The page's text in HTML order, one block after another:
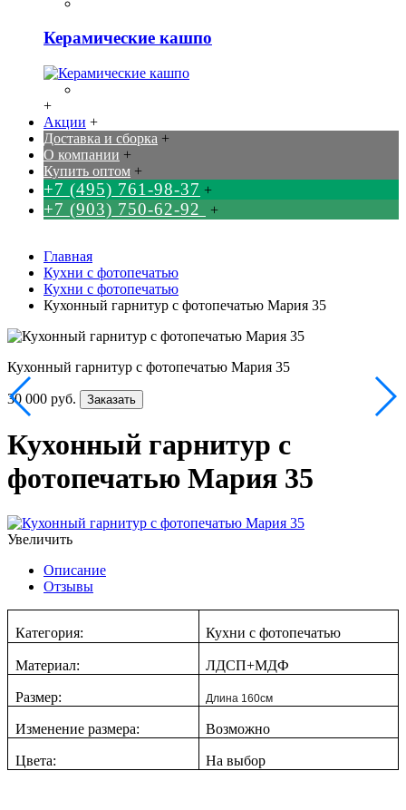
Керамические кашпо
+
Акции +
Доставка и сборка +
О компании +
Купить оптом +
+7 (495) 761-98-37 +
+7 (903) 750-62-92 +
Главная
Кухни с фотопечатью
Кухни с фотопечатью
Кухонный гарнитур с фотопечатью Мария 35
Кухонный гарнитур с фотопечатью Мария 35
30 000 руб. Заказать
Кухонный гарнитур с
фотопечатью Мария 35
Увеличить
Описание
Отзывы
Категория: Кухни с фотопечатью
Материал: ЛДСП+МДФ
Размер: Длина 160см
Изменение размера: Возможно
Цвета: На выбор